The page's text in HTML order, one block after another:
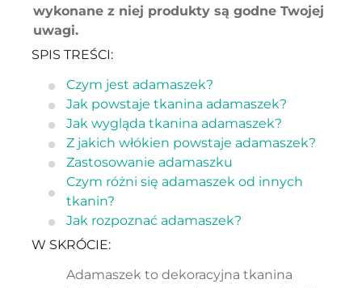
wykonane z niej produkty są godne Twojej
uwagi.
SPIS TREŚCI:
Czym jest adamaszek?
Jak powstaje tkanina adamaszek?
Jak wygląda tkanina adamaszek?
Z jakich włókien powstaje adamaszek?
Zastosowanie adamaszku
Czym różni się adamaszek od innych
tkanin?
Jak rozpoznać adamaszek?
W SKRÓCIE:
Adamaszek to dekoracyjna tkanina